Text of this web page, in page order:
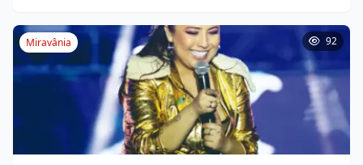
Miravânia 92